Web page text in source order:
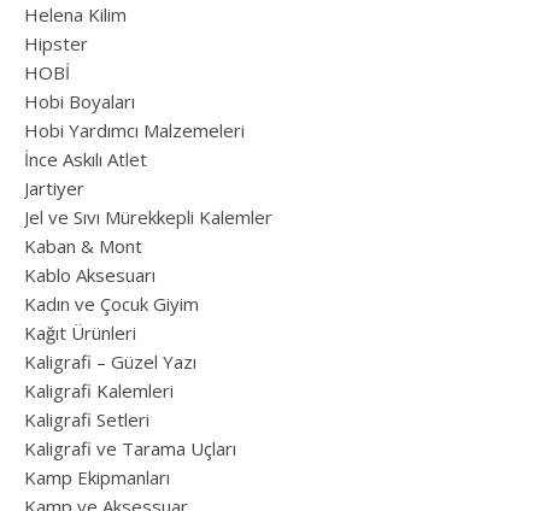
Helena Kilim
Hipster
HOBİ
Hobi Boyaları
Hobi Yardımcı Malzemeleri
İnce Askılı Atlet
Jartiyer
Jel ve Sıvı Mürekkepli Kalemler
Kaban & Mont
Kablo Aksesuarı
Kadın ve Çocuk Giyim
Kağıt Ürünleri
Kaligrafi – Güzel Yazı
Kaligrafi Kalemleri
Kaligrafi Setleri
Kaligrafi ve Tarama Uçları
Kamp Ekipmanları
Kamp ve Aksessuar